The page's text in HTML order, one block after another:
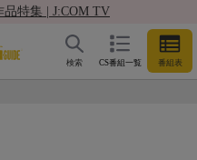
特集 | J:COM TV
CS番組一覧 番組表
検索